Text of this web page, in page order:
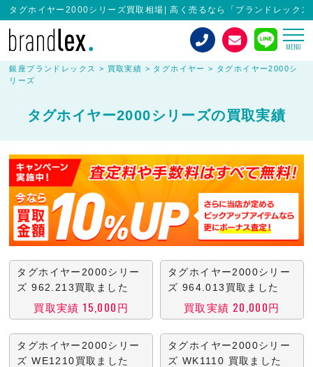
タグホイヤー2000シリーズ買取相場| 高く売るなら「ブランドレックス
MENU
銀座ブランドレックス > 買取実績 > タグホイヤー > タグホイヤー2000シ
リーズ
タグホイヤー2000シリーズの買取実績
タグホイヤー2000シリー
ズ 962.213買取ました
買取実績 15,000円
タグホイヤー2000シリー
ズ 964.013買取ました
買取実績 20,000円
タグホイヤー2000シリー
ズ WE1210買取ました
タグホイヤー2000シリー
ズ WK1110 買取ました